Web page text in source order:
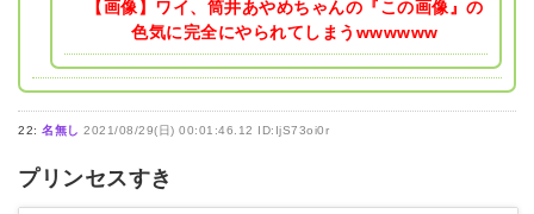
【画像】ワイ、筒井あやめちゃんの『この画像』の
色気に完全にやられてしまうwwwwww
22: 名無し 2021/08/29(日) 00:01:46.12 ID:IjS73oi0r
プリンセスすき